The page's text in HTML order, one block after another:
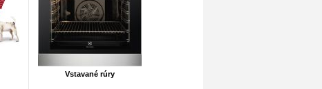
Vstavané rúry